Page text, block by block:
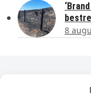
8
Dagelijks